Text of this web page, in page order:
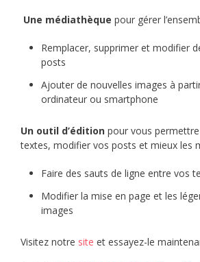
Une médiathèque pour gérer
Remplacer, supprimer et modifier
posts
Ajouter de nouvelles images à
ordinateur ou smartphone
Un outil d’édition pour vous
textes, modifier vos posts et mieux les
Faire des sauts de ligne entre vos
Modifier la mise en page et les
images
Visitez notre site et essayez-le